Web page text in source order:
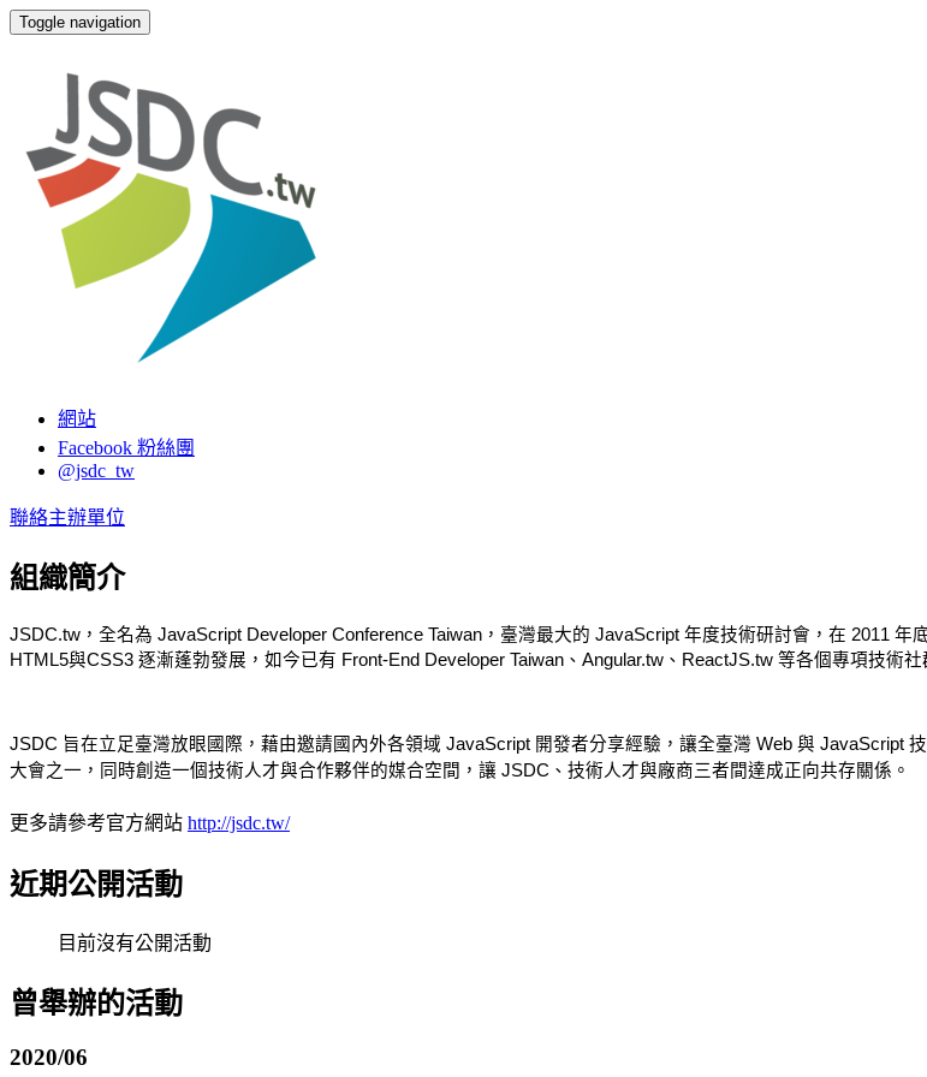
Toggle navigation
網站
Facebook 粉絲團
@jsdc_tw
聯絡主辦單位
組織簡介
JSDC.tw，全名為 JavaScript Developer Conference Taiwan，臺灣最大的 JavaScript 年度技術研討會，在 2011
HTML5與CSS3 逐漸蓬勃發展，如今已有 Front-End Developer Taiwan、Angular.tw、ReactJS.tw 等各個專項技術社
JSDC 旨在立足臺灣放眼國際，藉由邀請國內外各領域 JavaScript 開發者分享經驗，讓全臺灣 Web 與 JavaScript
大會之一，同時創造一個技術人才與合作夥伴的媒合空間，讓 JSDC、技術人才與廠商三者間達成正向共存關係。
更多請參考官方網站 http://jsdc.tw/
近期公開活動
目前沒有公開活動
曾舉辦的活動
2020/06